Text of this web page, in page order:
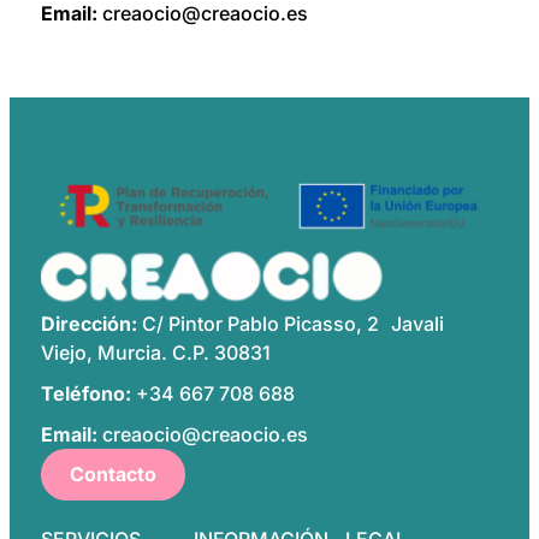
Email: creaocio@creaocio.es
Dirección: C/ Pintor Pablo Picasso, 2 Javali
Viejo, Murcia. C.P. 30831
Teléfono: +34 667 708 688
Email: creaocio@creaocio.es
Contacto